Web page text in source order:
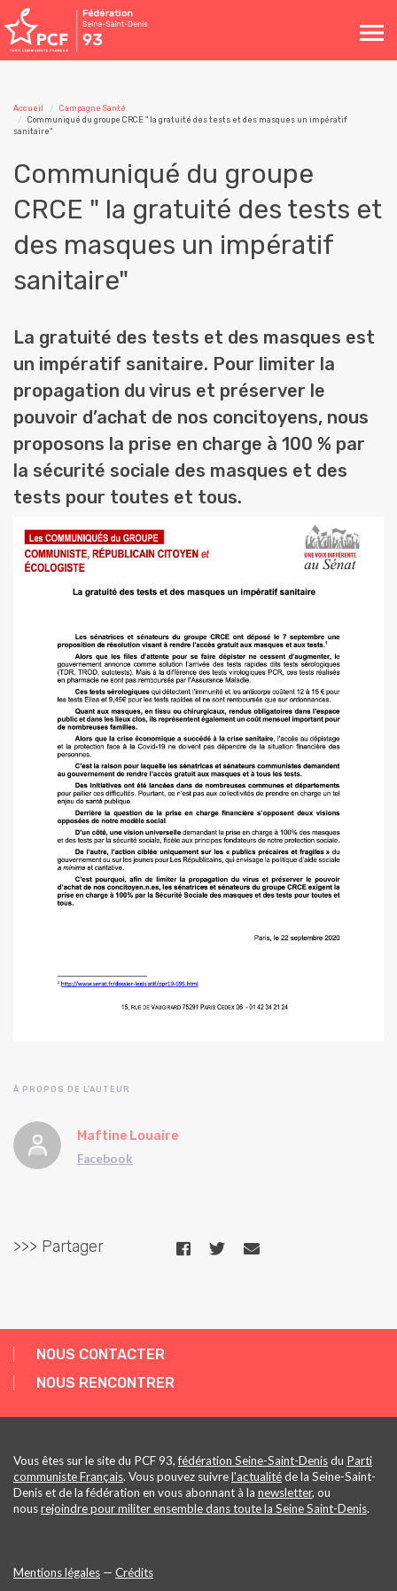
Toggle
navigation
Accueil
Campagne Santé
Communiqué du groupe CRCE " la gratuité des tests et des masques un impératif
sanitaire"
Communiqué du groupe
CRCE " la gratuité des tests et
des masques un impératif
sanitaire"
La gratuité des tests et des masques est
un impératif sanitaire. Pour limiter la
propagation du virus et préserver le
pouvoir d’achat de nos concitoyens, nous
proposons la prise en charge à 100 % par
la sécurité sociale des masques et des
tests pour toutes et tous.
À PROPOS DE L'AUTEUR
Maftine Louaire
Facebook
>>> Partager
NOUS CONTACTER
NOUS RENCONTRER
Vous êtes sur le site du PCF 93,fédération Seine-Saint-Denisdu Parti
communiste Français. Vous pouvez suivrel'actualitéde la Seine-Saint-
Denis et de la fédération en vous abonnant à la newsletter, ou
nousrejoindre pour militer ensemble dans toute la Seine Saint-Denis.
Mentions légales — Crédits